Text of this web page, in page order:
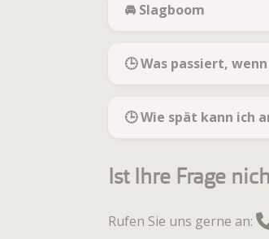
🚘 Slagboom
🕒 Was passiert,
🕒 Wie spät kann ich
Ist Ihre Frage
Rufen Sie uns gerne an: